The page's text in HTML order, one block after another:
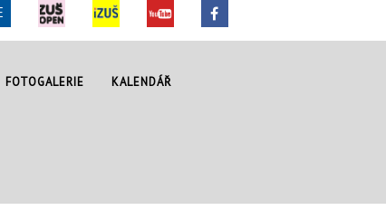
FOTOGALERIE KALENDÁŘ